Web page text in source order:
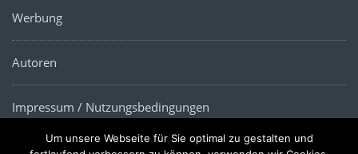
Werbung
Autoren
Impressum / Nutzungsbedingungen
Um unsere Webseite für Sie optimal zu gestalten und